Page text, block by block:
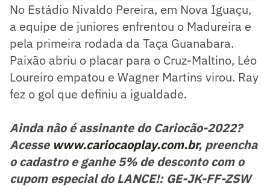
No Estádio Nivaldo Pereira, em Nova Iguaçu,
a equipe de juniores enfrentou o Madureira e
pela primeira rodada da Taça Guanabara.
Paixão abriu o placar para o Cruz-Maltino, Léo
Loureiro empatou e Wagner Martins virou. Ray
fez o gol que definiu a igualdade.
Ainda não é assinante do Cariocão-2022?
Acesse www.cariocaoplay.com.br, preencha
o cadastro e ganhe 5% de desconto com o
cupom especial do LANCE!: GE-JK-FF-ZSW